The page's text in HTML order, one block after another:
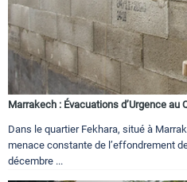
Marrakech : Évacuations d’Urgence au
Dans le quartier Fekhara, situé à
menace constante de l’effondrement
décembre ...